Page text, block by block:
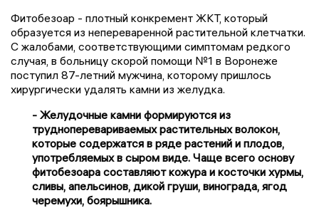
Фитобезоар - плотный конкремент ЖКТ, который
образуется из непереваренной растительной клетчатки.
С жалобами, соответствующими симптомам редкого
случая, в больницу скорой помощи №1 в Воронеже
поступил 87-летний мужчина, которому пришлось
хирургически удалять камни из желудка.
- Желудочные камни формируются из
трудноперевариваемых растительных волокон,
которые содержатся в ряде растений и плодов,
употребляемых в сыром виде. Чаще всего основу
фитобезоара составляют кожура и косточки хурмы,
сливы, апельсинов, дикой груши, винограда, ягод
черемухи, боярышника.